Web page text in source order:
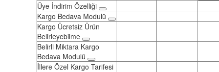
Üye İndirim Özelliği
Kargo Bedava Modulü
Kargo Ücretsiz Ürün
Belirleyebilme
Belirli Miktara Kargo
Bedava Modulü
İllere Özel Kargo Tarifesi